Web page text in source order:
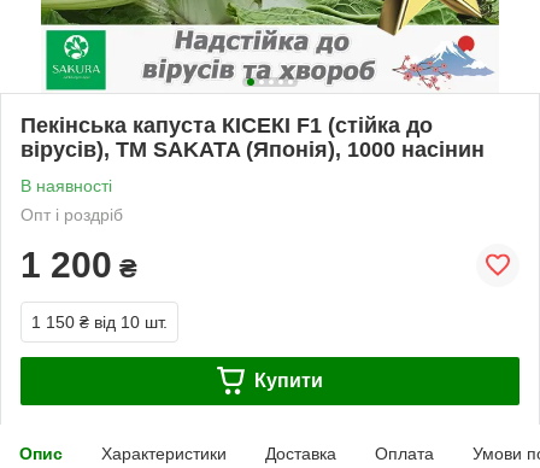
Пекінська капуста КІСЕКІ F1 (стійка до
вірусів), ТМ SAKATA (Японія), 1000 насінин
В наявності
Опт і роздріб
1 200 ₴
1 150 ₴ від 10 шт.
Купити
Опис Характеристики Доставка Оплата Умови